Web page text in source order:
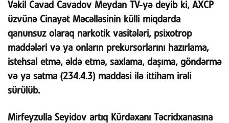
Vəkil Cavad Cavadov Meydan TV-yə deyib ki, AXCP
üzvünə Cinayət Məcəlləsinin külli miqdarda
qanunsuz olaraq narkotik vasitələri, psixotrop
maddələri və ya onların prekursorlarını hazırlama,
istehsal etmə, əldə etmə, saxlama, daşıma, göndərmə
və ya satma (234.4.3) maddəsi ilə ittiham irəli
sürülüb.
Mirfeyzulla Seyidov artıq Kürdəxanı Təcridxanasına